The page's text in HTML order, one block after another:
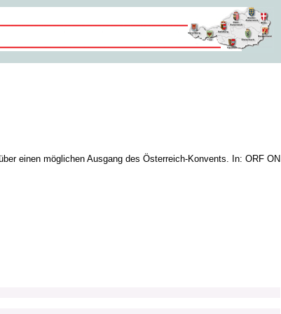
einen möglichen Ausgang des Österreich-Konvents. In: ORF ON